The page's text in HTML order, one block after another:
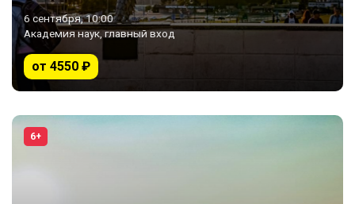
6 сентября, 10:00
Академия наук, главный вход
от 4550 ₽
6+